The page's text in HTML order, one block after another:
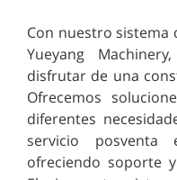
Con nuestro sistema
Yueyang
disfrutar de una
Ofrecemos
diferentes
servicio posventa
ofreciendo soporte